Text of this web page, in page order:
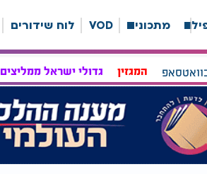
מתכונים VOD לוח שידורים
המגזין גדולי ישראל ממליצים